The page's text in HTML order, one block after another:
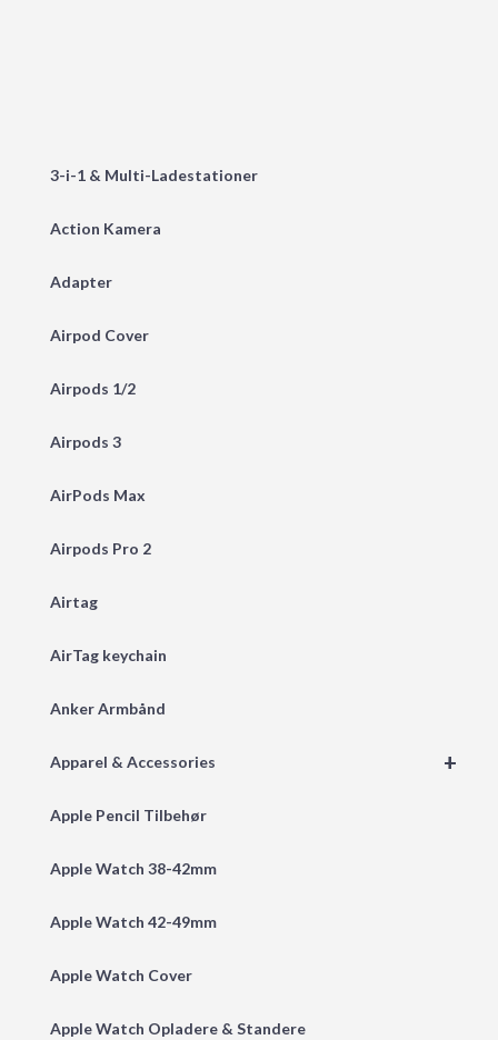
3-i-1 & Multi-Ladestationer
Action Kamera
Adapter
Airpod Cover
Airpods 1/2
Airpods 3
AirPods Max
Airpods Pro 2
Airtag
AirTag keychain
Anker Armbånd
+
Apparel & Accessories
Apple Pencil Tilbehør
Apple Watch 38-42mm
Apple Watch 42-49mm
Apple Watch Cover
Apple Watch Opladere & Standere